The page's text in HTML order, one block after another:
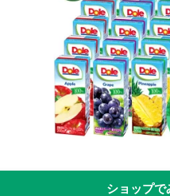
ショップで